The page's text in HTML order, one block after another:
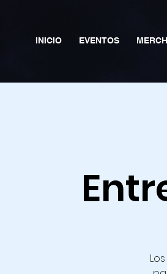
INICIO EVENTOS MERCH